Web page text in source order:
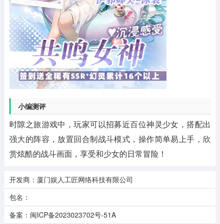
小编测评
时隙之旅游戏中，玩家可以招募近百位神灵少女，搭配出
强大的阵容，放置回合制战斗模式，操作简单易上手，欣
赏炫酷的战斗画面，享受和少女的日常冒险！
开发商：厦门娱人工匠网络科技有限公司
包名：
备案：闽ICP备2023023702号-51A